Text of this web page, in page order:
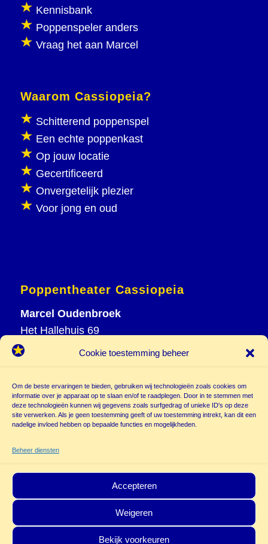
Cookie toestemming beheer
Om de beste ervaringen te bieden, gebruiken wij technologieën zoals cookies om
informatie over je apparaat op te slaan en/of te raadplegen. Door in te stemmen met
deze technologieën kunnen wij gegevens zoals surfgedrag of unieke ID's op deze
site verwerken. Als je geen toestemming geeft of uw toestemming intrekt, kan dit een
nadelige invloed hebben op bepaalde functies en mogelijkheden.
Beheer diensten
Accepteren
Weigeren
Bekijk voorkeuren
Kennisbank
Poppenspeler anders
Vraag het aan Marcel
Waarom Cassiopeia?
Schitterend poppenspel
Een echte poppenkast
Op jouw locatie
Gecertificeerd
Onvergetelijk plezier
Voor jong en oud
Poppentheater Cassiopeia
Marcel Oudenbroek
Het Hallehuis 69
3823 VH Amersfoort
M 06 20 26 94 61
info@
poppentheatercassiopeia.nl
© Copyright - Poppentheater Cassiopeia | Deze site is beschermd door